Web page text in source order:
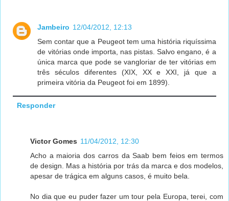
Jambeiro 12/04/2012, 12:13
Sem contar que a Peugeot tem uma história riquíssima
de vitórias onde importa, nas pistas. Salvo engano, é a
única marca que pode se vangloriar de ter vitórias em
três séculos diferentes (XIX, XX e XXI, já que a
primeira vitória da Peugeot foi em 1899).
Responder
Victor Gomes 11/04/2012, 12:30
Acho a maioria dos carros da Saab bem feios em termos
de design. Mas a história por trás da marca e dos modelos,
apesar de trágica em alguns casos, é muito bela.
No dia que eu puder fazer um tour pela Europa, terei, com